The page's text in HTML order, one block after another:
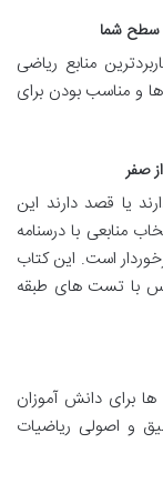
سطح شما
منابع ریاضی
و مناسب بودن برای
یا قصد دارند این
منابعی با درسنامه
است. این کتاب
با تست های طبقه
برای دانش آموزان
و اصولی ریاضیات